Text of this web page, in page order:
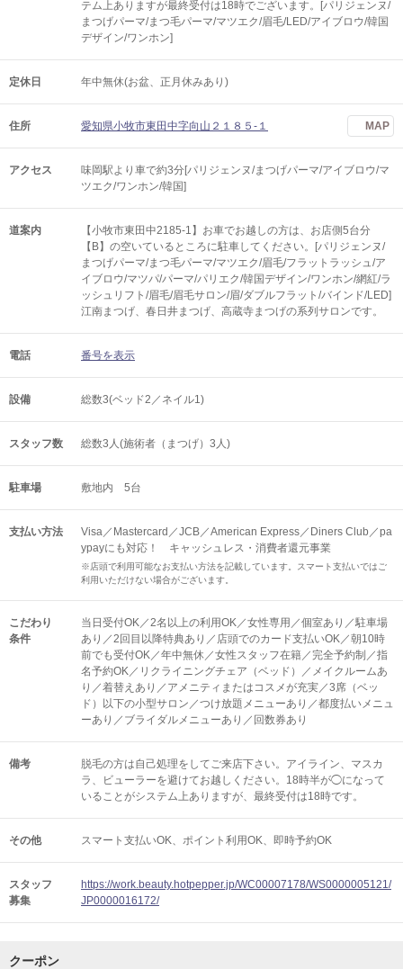
テム上ありますが最終受付は18時でございます。[パリジェンヌ/
まつげパーマ/まつ毛パーマ/マツエク/眉毛/LED/アイブロウ/韓国
デザイン/ワンホン]
定休日 年中無休(お盆、正月休みあり)
住所 愛知県小牧市東田中字向山２１８５-１ MAP
アクセス
味岡駅より車で約3分[パリジェンヌ/まつげパーマ/アイブロウ/マ
ツエク/ワンホン/韓国]
道案内
【小牧市東田中2185-1】お車でお越しの方は、お店側5台分
【B】の空いているところに駐車してください。[パリジェンヌ/
まつげパーマ/まつ毛パーマ/マツエク/眉毛/フラットラッシュ/ア
イブロウ/マツパ/パーマ/パリエク/韓国デザイン/ワンホン/網紅/ラ
ッシュリフト/眉毛/眉毛サロン/眉/ダブルフラット/バインド/LED]
江南まつげ、春日井まつげ、高蔵寺まつげの系列サロンです。
電話 番号を表示
設備 総数3(ベッド2／ネイル1)
スタッフ数 総数3人(施術者（まつげ）3人)
駐車場 敷地内 5台
支払い方法
Visa／Mastercard／JCB／American Express／Diners Club／pa
ypayにも対応！ キャッシュレス・消費者還元事業
※店頭で利用可能なお支払い方法を記載しています。スマート支払いではご
利用いただけない場合がございます。
こだわり
条件
当日受付OK／2名以上の利用OK／女性専用／個室あり／駐車場
あり／2回目以降特典あり／店頭でのカード支払いOK／朝10時
前でも受付OK／年中無休／女性スタッフ在籍／完全予約制／指
名予約OK／リクライニングチェア（ベッド）／メイクルームあ
り／着替えあり／アメニティまたはコスメが充実／3席（ベッ
ド）以下の小型サロン／つけ放題メニューあり／都度払いメニュ
ーあり／ブライダルメニューあり／回数券あり
備考
脱毛の方は自己処理をしてご来店下さい。アイライン、マスカ
ラ、ビューラーを避けてお越しください。18時半が◯になって
いることがシステム上ありますが、最終受付は18時です。
その他 スマート支払いOK ポイント利用OK 即時予約OK
スタッフ
募集
https://work.beauty.hotpepper.jp/WC00007178/WS0000005121/
JP0000016172/
クーポン